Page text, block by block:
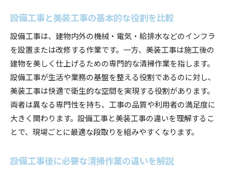
設備工事完了後のクリーニング範囲を詳しく解
説
美装工事と清掃の違いがわかるポイント
新築やリフォーム後のクリーニング工事の役割
美装クリーニングが健康な空間づくりに貢献
設備工事後に最適なクリーニングの流れ
設備工事の完了後に実施する清掃工程の流れ
美装工事と設備工事の作業順序で注意すべき点
設備工事後に必要なクリーニング範囲の目安
設備工事と美装工事の基本的な役割を比較
設備工事は、建物内外の機械・電気・給排水などのインフラ
を設置または改修する作業です。一方、美装工事は施工後の
建物を美しく仕上げるための専門的な清掃作業を指します。
設備工事が生活や業務の基盤を整える役割であるのに対し、
美装工事は快適で衛生的な空間を実現する役割があります。
両者は異なる専門性を持ち、工事の品質や利用者の満足度に
大きく関わります。設備工事と美装工事の違いを理解するこ
とで、現場ごとに最適な段取りを組みやすくなります。
設備工事後に必要な清掃作業の違いを解説